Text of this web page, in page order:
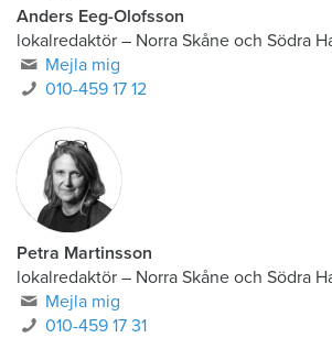
Anders Eeg-Olofsson
lokalredaktör – Norra Skåne och Södra
Mejla mig
010-459 17 12
Petra Martinsson
lokalredaktör – Norra Skåne och Södra
Mejla mig
010-459 17 31